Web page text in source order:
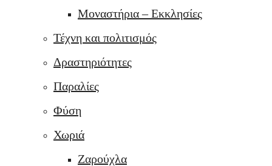
Μοναστήρια – Εκκλησίες
Τέχνη και πολιτισμός
Δραστηριότητες
Παραλίες
Φύση
Χωριά
Ζαρούχλα